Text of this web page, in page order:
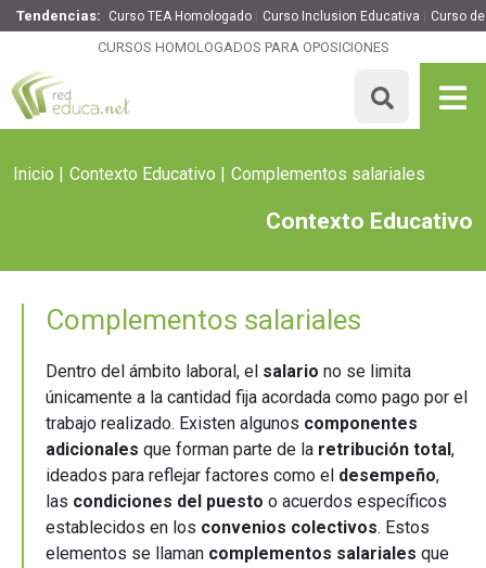
Tendencias: Curso TEA Homologado Curso Inclusion Educativa Curso
CURSOS HOMOLOGADOS PARA OPOSICIONES
Inicio Contexto Educativo Complementos salariales
Contexto Educativo
Complementos salariales
Dentro del ámbito laboral, el salario no se limita
únicamente a la cantidad fija acordada como pago por el
trabajo realizado. Existen algunos componentes
adicionales que forman parte de la retribución total ,
ideados para reflejar factores como el desempeño,
las condiciones del puesto o acuerdos específicos
establecidos en los convenios colectivos. Estos
elementos se llaman complementos salariales que